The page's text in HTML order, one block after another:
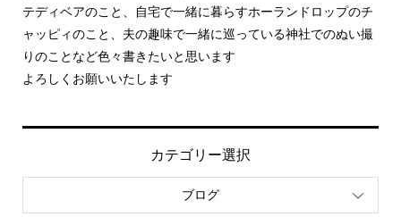
テディベアのこと、自宅で一緒に暮らすホーランドロップのチ
ャッピィのこと、夫の趣味で一緒に巡っている神社でのぬい撮
りのことなど色々書きたいと思います
よろしくお願いいたします
カテゴリー選択
ブログ